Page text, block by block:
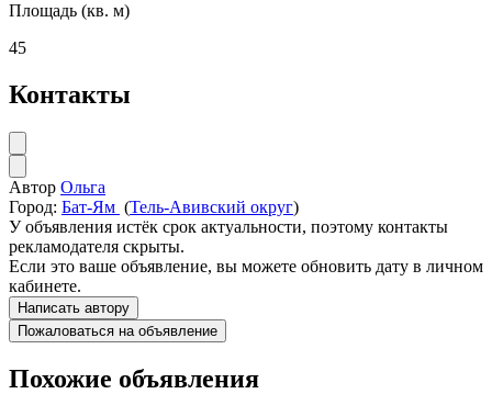
Площадь (кв. м)
45
Контакты
Автор Ольга
Город: Бат-Ям (Тель-Авивский округ)
У объявления истёк срок актуальности, поэтому контакты
рекламодателя скрыты.
Если это ваше объявление, вы можете обновить дату в личном
кабинете.
Написать автору
Пожаловаться на объявление
Похожие объявления